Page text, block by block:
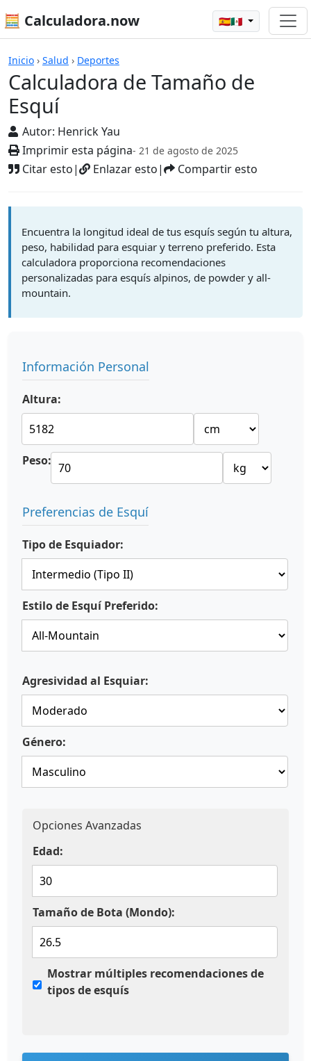
🧮 Calculadora.now 🇪🇸🇲🇽
Inicio › Salud › Deportes
Calculadora de Tamaño de
Esquí
Autor: Henrick Yau
Imprimir esta página- 21 de agosto de 2025
Citar esto| Enlazar esto| Compartir esto
Calculadoras
Encuentra la longitud ideal de tus esquís según tu altura,
peso, habilidad para esquiar y terreno preferido. Esta
calculadora proporciona recomendaciones
personalizadas para esquís alpinos, de powder y all-
mountain.
Información Personal
Altura:
Peso:
Preferencias de Esquí
Tipo de Esquiador:
Estilo de Esquí Preferido:
Agresividad al Esquiar:
Género:
Opciones Avanzadas
Edad:
Tamaño de Bota (Mondo):
Mostrar múltiples recomendaciones de
tipos de esquís